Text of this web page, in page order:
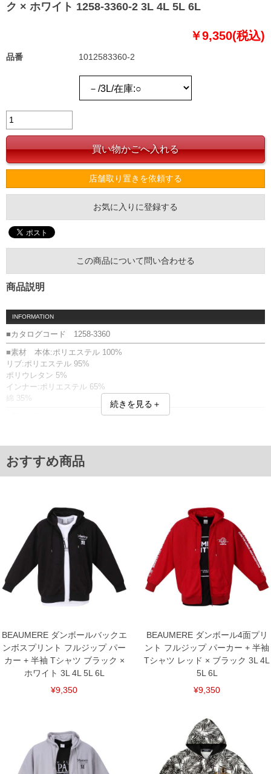
ク × ホワイト 1258-3360-2 3L 4L 5L 6L
￥9,350(税込)
品番 1012583360-2
店舗取り置きを依頼する
お気に入りに登録する
この商品について問い合わせる
商品説明
INFORMATION
■カタログコード 1258-3360
■素材 本体:ポリエステル 100%
リブ:ポリエステル 95%
ポリウレタン 5%
インナー:ポリエステル 65%
綿 35%
Tシャツ：バックデザイン無
サイズ/バスト/総丈/裾周り/肩幅/袖丈/アームホール/袖口
3L/136/78/110/60/61/62/22
4L/146/80/120/62/62/66/22
5L/156/82/130/64/63/70/24
6L/166/84/140/66/64/74/24
[インナー]
サイズ/バスト/総丈/裾周り/肩幅/袖丈/アームホール/袖口
3L/130/78/130/58/24/60/42
4L/140/80/140/60/25/64/44
6L/160/84/160/64/27/72/46
単位はcm
※【返品交換について】
返品交換希望の方は、商品到着後1週間以内にご連絡ください。
下着(肌着)やワイシャツは商品の性質上、返品交換不可とさせて頂いております。予め
ご了承くださいませ。
備考欄に股下●cmとご記入下さい。（裾上げ無料対象商品は1本につき税込6,000円以
上の品が対象。1本5,999円以下の商品は有料（500円+税）となります。）
出荷まで約1週間～20日間程お時間を頂く場合がございます。
尚、裾上げした商品は返品・交換不可となりますので、予めご了承下さい。
一部、お直しに対応出来ない商品がございます。(例：裾にファスナーや調節ひもが付
いている、極端なデザインが施されている等)
続きを見る＋
おすすめ商品
BEAUMERE ダンボールバックエ
ンボスプリント フルジップ パー
カー + 半袖 Tシャツ ブラック ×
ホワイト 3L 4L 5L 6L
¥9,350
BEAUMERE ダンボール4面プリ
ント フルジップ パーカー + 半袖
Tシャツ レッド × ブラック 3L 4L
5L 6L
¥9,350